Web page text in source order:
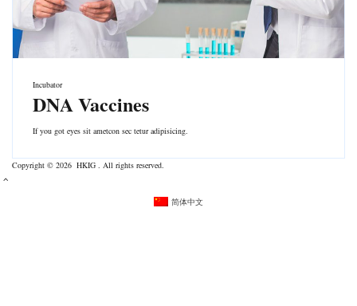
Incubator
DNA Vaccines
If you got eyes sit ametcon sec tetur adipisicing.
Copyright © 2026 HKIG . All rights reserved.
简体中文